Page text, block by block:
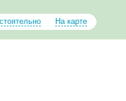
На карте